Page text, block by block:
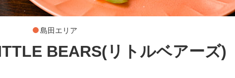
島田エリア
BEARS(リトルベアーズ)